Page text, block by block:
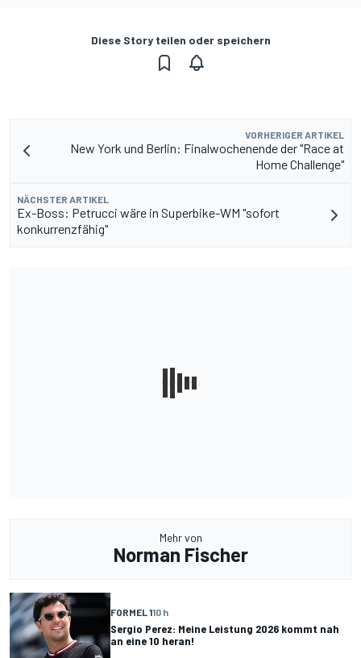
Diese Story teilen oder speichern
VORHERIGER ARTIKEL
New York und Berlin: Finalwochenende der "Race at
Home Challenge"
NÄCHSTER ARTIKEL
Ex-Boss: Petrucci wäre in Superbike-WM "sofort
konkurrenzfähig"
Mehr von
Norman Fischer
FORMEL 110 h
Sergio Perez: Meine Leistung 2026 kommt nah
an eine 10 heran!